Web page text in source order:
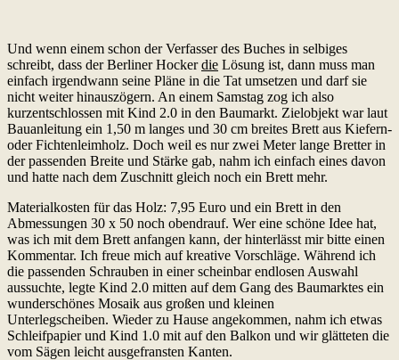
Und wenn einem schon der Verfasser des Buches in selbiges
schreibt, dass der Berliner Hockerdie Lösung ist, dann muss man
einfach irgendwann seine Pläne in die Tat umsetzen und darf sie
nicht weiter hinauszögern. An einem Samstag zog ich also
kurzentschlossen mit Kind 2.0 in den Baumarkt. Zielobjekt war laut
Bauanleitung ein 1,50 m langes und 30 cm breites Brett aus Kiefern-
oder Fichtenleimholz. Doch weil es nur zwei Meter lange Bretter in
der passenden Breite und Stärke gab, nahm ich einfach eines davon
und hatte nach dem Zuschnitt gleich noch ein Brett mehr.
Materialkosten für das Holz: 7,95 Euro und ein Brett in den
Abmessungen 30 x 50 noch obendrauf. Wer eine schöne Idee hat,
was ich mit dem Brett anfangen kann, der hinterlässt mir bitte einen
Kommentar. Ich freue mich auf kreative Vorschläge. Während ich
die passenden Schrauben in einer scheinbar endlosen Auswahl
aussuchte, legte Kind 2.0 mitten auf dem Gang des Baumarktes ein
wunderschönes Mosaik aus großen und kleinen
Unterlegscheiben. Wieder zu Hause angekommen, nahm ich etwas
Schleifpapier und Kind 1.0 mit auf den Balkon und wir glätteten die
vom Sägen leicht ausgefransten Kanten.